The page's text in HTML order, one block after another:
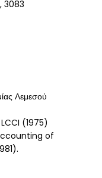
3083
Λεμεσού
LCCI (1975)
of